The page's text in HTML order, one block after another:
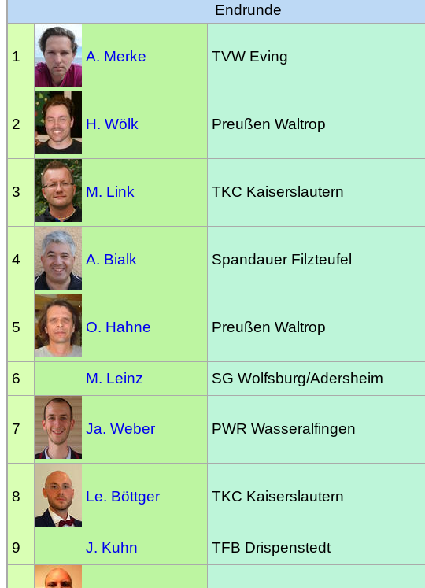
Endrunde
1 A. Merke TVW Eving
2 H. Wölk Preußen Waltrop
3 M. Link TKC Kaiserslautern
4 A. Bialk Spandauer Filzteufel
5 O. Hahne Preußen Waltrop
6 M. Leinz SG Wolfsburg/Adersheim
7 Ja. Weber PWR Wasseralfingen
8 Le. Böttger TKC Kaiserslautern
9 J. Kuhn TFB Drispenstedt